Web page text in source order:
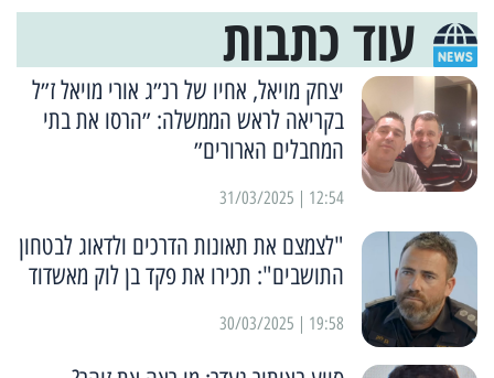
עוד כתבות
יצחק מויאל, אחיו של רנ״ג אורי מויאל ז״ל
בקריאה לראש הממשלה: ״הרסו את בתי
המחבלים הארורים״
12:54 | 31/03/2025
"לצמצם את תאונות הדרכים ולדאוג לבטחון
התושבים": תכירו את פקד בן לוק מאשדוד
19:58 | 30/03/2025